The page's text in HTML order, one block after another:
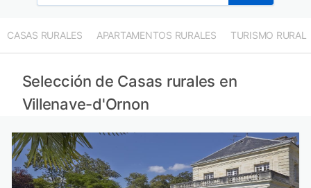
CASAS RURALES APARTAMENTOS RURALES TURISMO RURAL
Selección de Casas rurales en
Villenave-d'Ornon